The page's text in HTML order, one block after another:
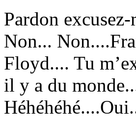
Pardon
Non...
Floyd.... Tu
il y a du